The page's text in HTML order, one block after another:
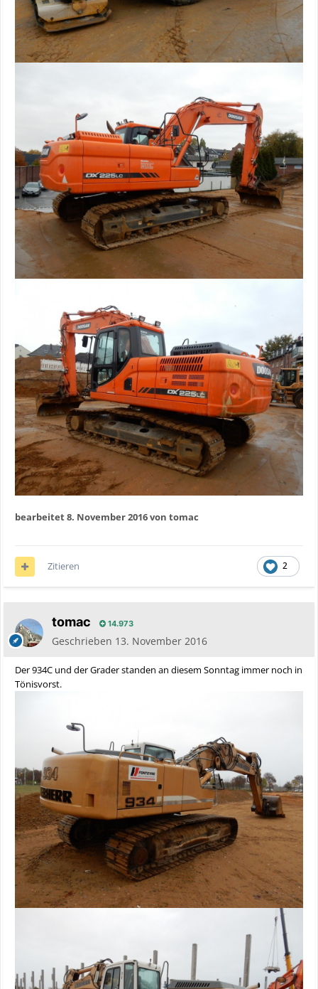
bearbeitet8. November 2016von tomac
2
Zitieren
tomac 14.973
Geschrieben 13. November 2016
Der 934C und der Grader standen an diesem Sonntag immer noch in
Tönisvorst.